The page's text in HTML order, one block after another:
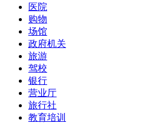
医院
购物
场馆
政府机关
旅游
驾校
银行
营业厅
旅行社
教育培训